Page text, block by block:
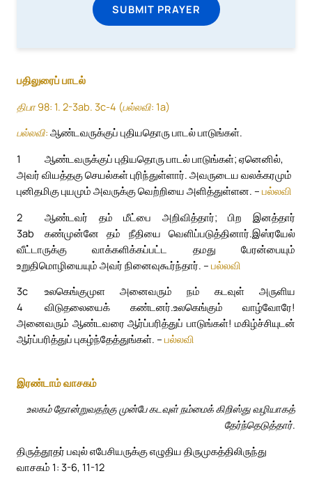
SUBMIT PRAYER
பதிலுரைப் பாடல்
திபா 98: 1. 2-3ab. 3c-4 (பல்லவி: 1a)
பல்லவி: ஆண்டவருக்குப் புதியதொரு பாடல் பாடுங்கள்.
1
ஆண்டவருக்குப் புதியதொரு பாடல் பாடுங்கள்; ஏனெனில்,
அவர் வியத்தகு செயல்கள் புரிந்துள்ளார். அவருடைய வலக்கரமும்
புனிதமிகு புயமும் அவருக்கு வெற்றியை அளித்துள்ளன. – பல்லவி
2
ஆண்டவர் தம் மீட்பை அறிவித்தார்; பிற இனத்தார்
கண்முன்னே தம் நீதியை வெளிப்படுத்தினார்.
3ab
இஸ்ரயேல்
வீட்டாருக்கு வாக்களிக்கப்பட்ட தமது பேரன்பையும்
உறுதிமொழியையும் அவர் நினைவுகூர்ந்தார். – பல்லவி
3c
உலகெங்குமுள அனைவரும் நம் கடவுள் அருளிய
விடுதலையைக் கண்டனர்.
4
உலகெங்கும் வாழ்வோரே!
அனைவரும் ஆண்டவரை ஆர்ப்பரித்துப் பாடுங்கள்! மகிழ்ச்சியுடன்
ஆர்ப்பரித்துப் புகழ்ந்தேத்துங்கள். – பல்லவி
இரண்டாம் வாசகம்
உலகம் தோன்றுவதற்கு முன்பே கடவுள் நம்மைக் கிறிஸ்து வழியாகத்
தேர்ந்தெடுத்தார்.
திருத்தூதர் பவுல் எபேசியருக்கு எழுதிய திருமுகத்திலிருந்து
வாசகம் 1: 3-6, 11-12